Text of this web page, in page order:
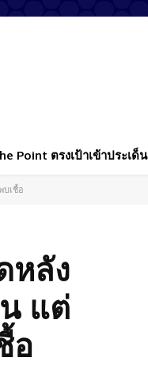
Point ตรงเป้าเข้าประเด็น
บเชื้อ
หลัง
แต่
อ